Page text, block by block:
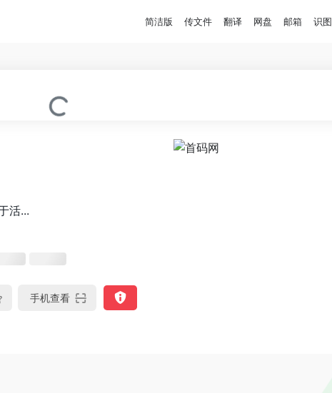
简洁版 传文件 翻译 网盘 邮箱 识图
活...
手机查看